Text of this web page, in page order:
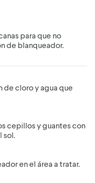
para que no
de blanqueador.
de cloro y agua que
cepillos y guantes con
sol.
en el área a tratar.